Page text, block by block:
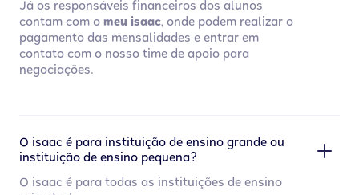
Já os responsáveis financeiros dos alunos
contam com o meu isaac, onde podem realizar o
pagamento das mensalidades e entrar em
contato com o nosso time de apoio para
negociações.
O isaac é para instituição de ensino grande ou
instituição de ensino pequena?
O isaac é para todas as instituições de ensino